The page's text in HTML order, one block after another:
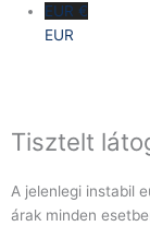
EUR €
EUR
Tisztelt
A jelenlegi instabil
árak minden